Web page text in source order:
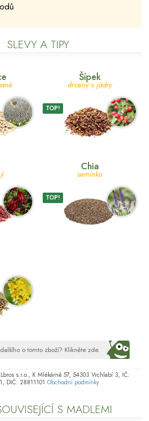
SLEVY A TIPY
Šípek
drcený s jádry
TOP!
Chia
semínko
TOP!
o tomto zboží? Klikněte zde.
s.r.o., K Mlékárně 57, 54303 Vrchlabí 3, IČ:
DIČ: 28811101 Obchodní podmínky
S MADLEMI